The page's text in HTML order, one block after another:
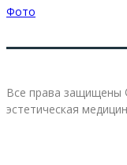
Фото
Все права защищены
эстетическая